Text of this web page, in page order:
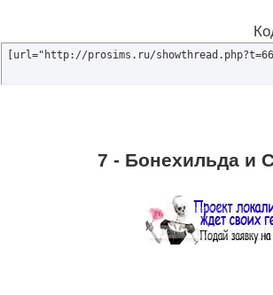
[url="http://prosims.ru/
7 - Бонехильда и